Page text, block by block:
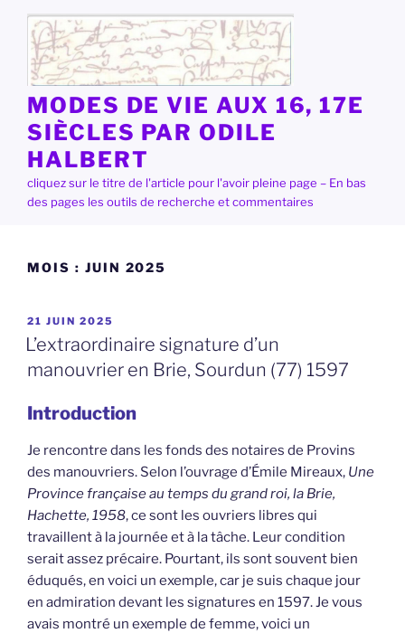
contenu
principal
MODES DE VIE AUX 16, 17E
SIÈCLES PAR ODILE
HALBERT
cliquez sur le titre de l'article pour l'avoir pleine page – En bas
des pages les outils de recherche et commentaires
MOIS : JUIN 2025
PUBLIÉ
LE
21 JUIN 2025
L’extraordinaire signature d’un
manouvrier en Brie, Sourdun (77) 1597
Introduction
Je rencontre dans les fonds des notaires de Provins
des manouvriers. Selon l’ouvrage d’Émile Mireaux, Une
Province française au temps du grand roi, la Brie,
Hachette, 1958, ce sont les ouvriers libres qui
travaillent à la journée et à la tâche. Leur condition
serait assez précaire. Pourtant, ils sont souvent bien
éduqués, en voici un exemple, car je suis chaque jour
en admiration devant les signatures en 1597. Je vous
avais montré un exemple de femme, voici un